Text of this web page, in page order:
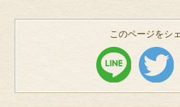
このページをシ